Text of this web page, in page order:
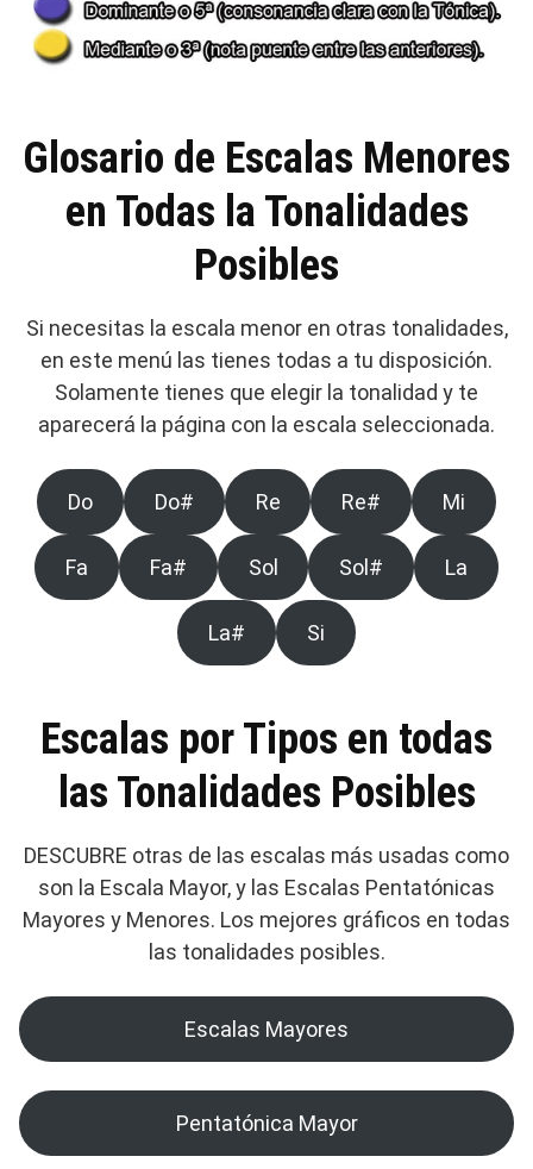
Glosario de Escalas Menores
en Todas la Tonalidades
Posibles
Si necesitas la escala menor en otras tonalidades,
en este menú las tienes todas a tu disposición.
Solamente tienes que elegir la tonalidad y te
aparecerá la página con la escala seleccionada.
Do Do# Re Re# Mi
Fa Fa# Sol Sol# La
La# Si
Escalas por Tipos en todas
las Tonalidades Posibles
DESCUBRE otras de las escalas más usadas como
son la Escala Mayor, y las Escalas Pentatónicas
Mayores y Menores. Los mejores gráficos en todas
las tonalidades posibles.
Escalas Mayores
Pentatónica Mayor